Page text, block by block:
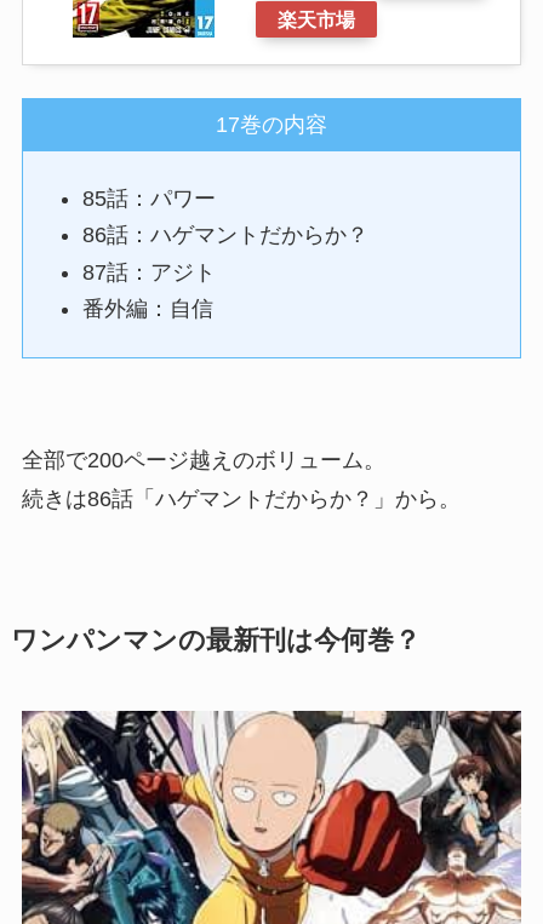
楽天市場
17巻の内容
85話：パワー
86話：ハゲマントだからか？
87話：アジト
番外編：自信
全部で200ページ越えのボリューム。
続きは86話「ハゲマントだからか？」から。
ワンパンマンの最新刊は今何巻？